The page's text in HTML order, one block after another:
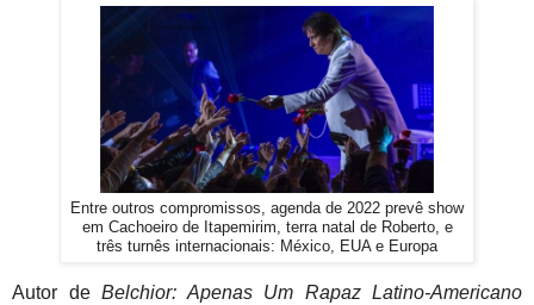
Entre outros compromissos, agenda de 2022 prevê show
em Cachoeiro de Itapemirim, terra natal de Roberto, e
três turnês internacionais: México, EUA e Europa
Autor de Belchior: Apenas Um Rapaz Latino-Americano